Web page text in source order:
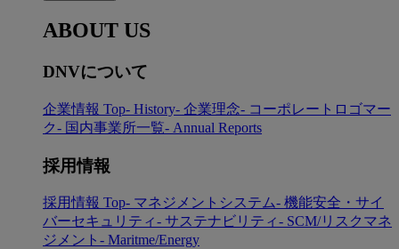
ABOUT US
DNVについて
企業情報 Top- History- 企業理念- コーポレートロゴマー
ク- 国内事業所一覧- Annual Reports
採用情報
採用情報 Top- マネジメントシステム- 機能安全・サイ
バーセキュリティ- サステナビリティ- SCM/リスクマネ
ジメント - Maritme/Energy